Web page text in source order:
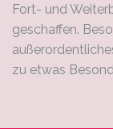
Fort- und
geschaffen.
zu etwas